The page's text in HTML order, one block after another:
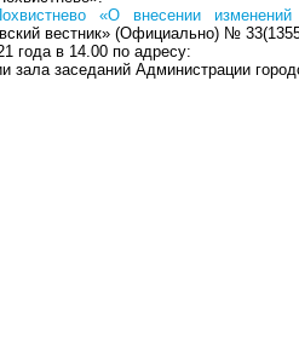
«О внесении изменений
вестник» (Официально) №
года в 14.00 по адресу:
заседаний Администрации